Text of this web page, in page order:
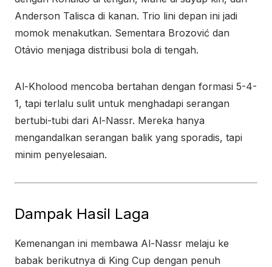
Anderson Talisca di kanan. Trio lini depan ini jadi
momok menakutkan. Sementara Brozović dan
Otávio menjaga distribusi bola di tengah.
Al-Kholood mencoba bertahan dengan formasi 5-4-
1, tapi terlalu sulit untuk menghadapi serangan
bertubi-tubi dari Al-Nassr. Mereka hanya
mengandalkan serangan balik yang sporadis, tapi
minim penyelesaian.
Dampak Hasil Laga
Kemenangan ini membawa Al-Nassr melaju ke
babak berikutnya di King Cup dengan penuh